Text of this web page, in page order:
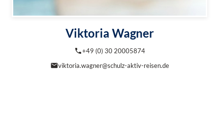
Viktoria Wagner
+49 (0) 30 20005874
viktoria.wagner@schulz-aktiv-reisen.de